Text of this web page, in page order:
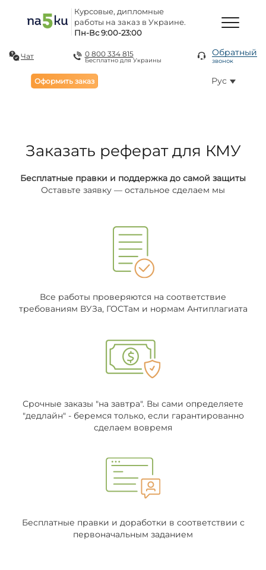
Курсовые, дипломные
работы на заказ в Украине.
Пн-Вс 9:00-23:00
Чат 0 800 334 815
Бесплатно для Украины
Обратный
звонок
Оформить заказ Рус
Заказать реферат для КМУ
Бесплатные правки и поддержка до самой защиты
Оставьте заявку — остальное сделаем мы
Все работы проверяются на соответствие
требованиям ВУЗа, ГОСТам и нормам Антиплагиата
Срочные заказы "на завтра". Вы сами определяете
"дедлайн" - беремся только, если гарантированно
сделаем вовремя
Бесплатные правки и доработки в соответствии с
первоначальным заданием